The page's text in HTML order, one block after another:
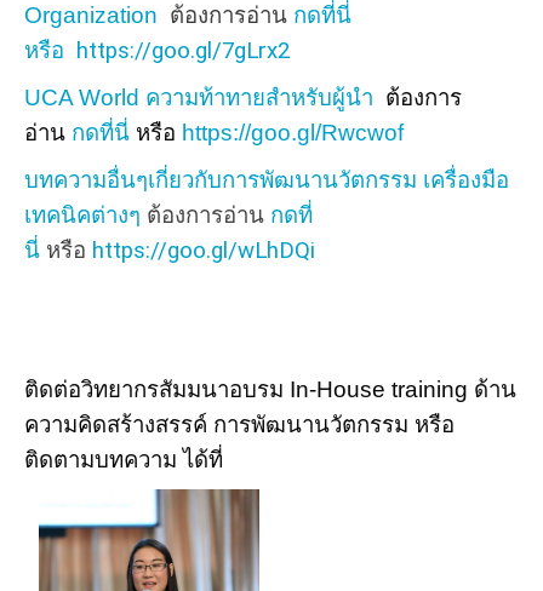
Organization ต้องการอ่าน กดที่นี่
หรือ https://goo.gl/7gLrx2
UCA World ความท้าทายสำหรับผู้นำ ต้องการ
อ่าน กดที่นี่ หรือ https://goo.gl/Rwcwof
บทความอื่นๆเกี่ยวกับการพัฒนานวัตกรรม เครื่องมือ
เทคนิคต่างๆ ต้องการอ่าน กดที่
นี่ หรือ https://goo.gl/wLhDQi
ติดต่อวิทยากรสัมมนาอบรม In-House training ด้าน
ความคิดสร้างสรรค์ การพัฒนานวัตกรรม หรือ
ติดตามบทความ ได้ที่